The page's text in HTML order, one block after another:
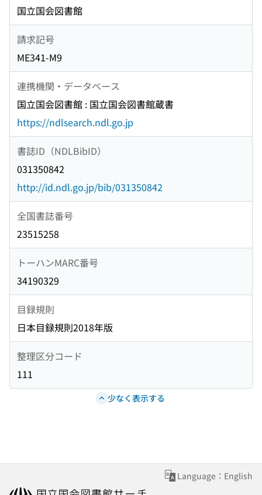
国立国会図書館
請求記号
ME341-M9
連携機関・データベース
国立国会図書館 : 国立国会図書館蔵書
https://ndlsearch.ndl.go.jp
書誌ID（NDLBibID）
031350842
http://id.ndl.go.jp/bib/031350842
全国書誌番号
23515258
トーハンMARC番号
34190329
目録規則
日本目録規則2018年版
整理区分コード
111
少なく表示する
Language：English